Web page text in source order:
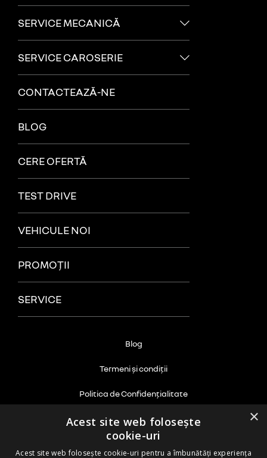
SERVICE MECANICĂ
SERVICE CAROSERIE
CONTACTEAZĂ-NE
BLOG
CERE OFERTĂ
TEST DRIVE
VEHICULE NOI
PROMOȚII
SERVICE
Blog
Termeni și condiții
Politica de Confidențialitate
Politica cookie ×
Acest site web folosește
cookie-uri
Acest site web folosește cookie-uri pentru a îmbunătăți experiența